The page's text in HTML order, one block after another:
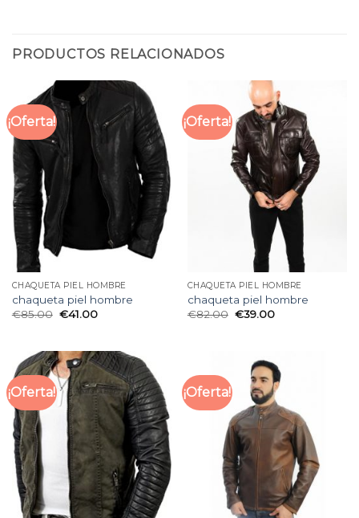
PRODUCTOS RELACIONADOS
¡Oferta!
CHAQUETA PIEL HOMBRE
chaqueta piel hombre
€85.00 €41.00
¡Oferta!
CHAQUETA PIEL HOMBRE
chaqueta piel hombre
€82.00 €39.00
¡Oferta! ¡Oferta!